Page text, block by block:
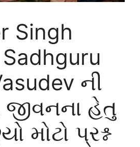
Singh
ની
હેતુ
મોટો પ્રશ્ન